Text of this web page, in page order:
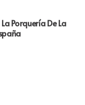
Porquería De La